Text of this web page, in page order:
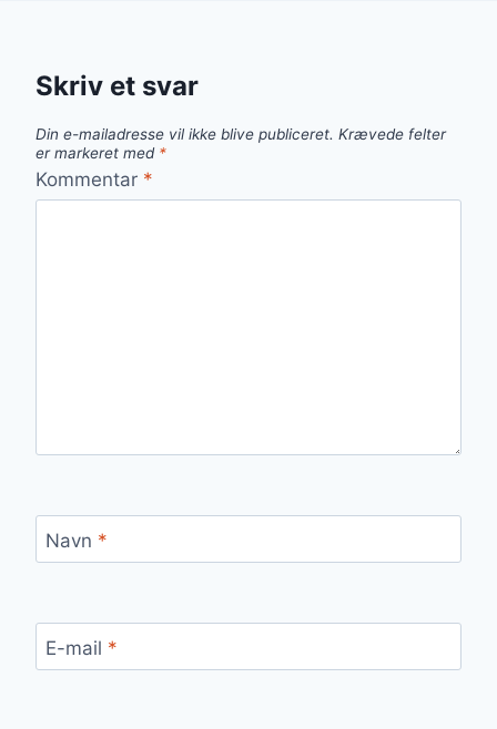
Skriv et svar
Din e-mailadresse vil ikke blive publiceret. Krævede felter
er markeret med *
Kommentar *
Navn *
E-mail *